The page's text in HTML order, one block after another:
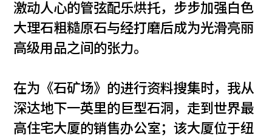
激动人心的管弦配乐烘托，步步加强白色
大理石粗糙原石与经打磨后成为光滑亮丽
高级用品之间的张力。
在为《石矿场》的进行资料搜集时，我从
深达地下一英里的巨型石洞，走到世界最
高住宅大厦的销售办公室；该大厦位于纽